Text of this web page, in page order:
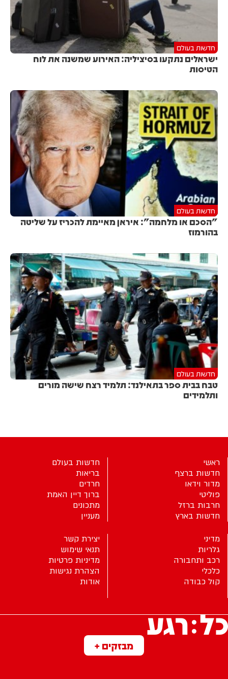
חדשות בעולם
ישראלים נתקעו בסיציליה: האירוע שמשנה את לוח
הטיסות
חדשות בעולם
"הסכם או מלחמה": איראן מאיימת להכריז על שליטה
בהורמוז
חדשות בעולם
טבח בבית ספר בתאילנד: תלמיד רצח שישה מורים
ותלמידים
מבזקים +
ראשי
חדשות ברצף
מדור וידאו
פוליטי
חרבות ברזל
חדשות בארץ
חדשות בעולם
בריאות
חרדים
ברוך דיין האמת
מתכונים
מעניין
מדיני
גלריות
רכב ותחבורה
כלכלי
קול כבודה
יצירת קשר
תנאי שימוש
מדיניות פרטיות
הצהרת נגישות
אודות